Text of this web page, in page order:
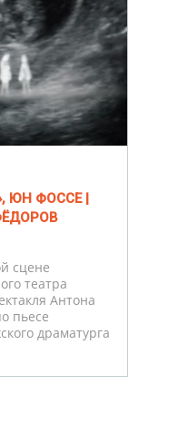
ЮН ФОССЕ |
сцене
театра
Антона
пьесе
драматурга